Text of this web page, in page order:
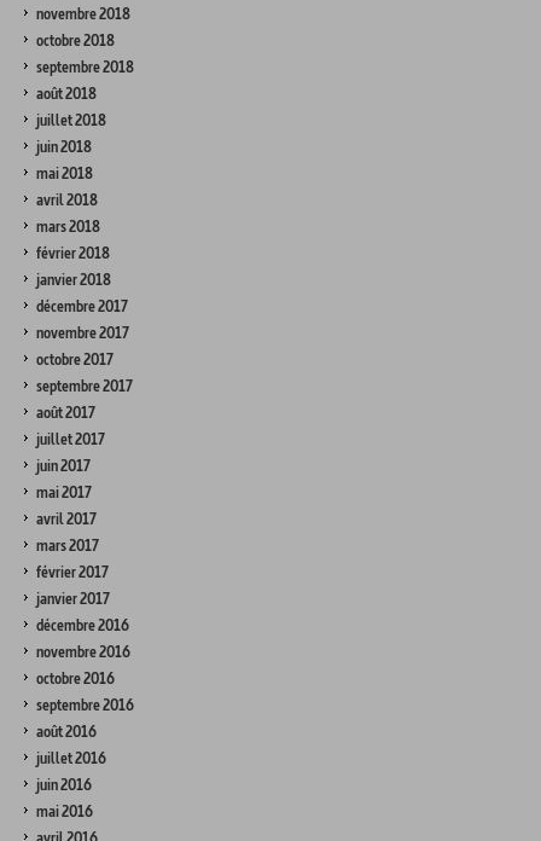
novembre 2018
octobre 2018
septembre 2018
août 2018
juillet 2018
juin 2018
mai 2018
avril 2018
mars 2018
février 2018
janvier 2018
décembre 2017
novembre 2017
octobre 2017
septembre 2017
août 2017
juillet 2017
juin 2017
mai 2017
avril 2017
mars 2017
février 2017
janvier 2017
décembre 2016
novembre 2016
octobre 2016
septembre 2016
août 2016
juillet 2016
juin 2016
mai 2016